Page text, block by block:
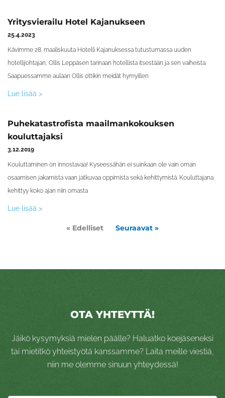
Yritysvierailu Hotel Kajanukseen
25.4.2023
Kävimme 28. maaliskuuta Hotelli Kajanuksessa tutustumassa uuden
hotellijohtajan, Ollis Leppäsen tarinaan hotellista itsestään ja sen vaiheista.
Saapuessamme aulaan Ollis ottikin meidät hymyillen
Lue lisää >
Puhekatastrofista maailmankokouksen
kouluttajaksi
3.12.2019
Kouluttaminen on innostavaa! Kyseessähän ei suinkaan ole vain oman
osaamisen jakamista vaan jatkuvaa oppimista sekä kehittymistä. Kouluttajana
kehittyy koko ajan niin omasta
Lue lisää >
« Edelliset Seuraavat »
OTA YHTEYTTÄ!
Jäikö kysymyksiä mielen päälle? Haluatko koejäseneksi
tai mietitkö yhteistyötä kanssamme? Laita meille viestiä,
niin me olemme sinuun yhteydessä!